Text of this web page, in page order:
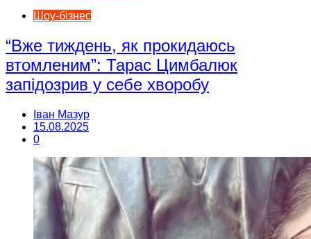
Шоу-бізнес
“Вже тиждень, як прокидаюсь
втомленим”: Тарас Цимбалюк
запідозрив у себе хворобу
Іван Мазур
15.08.2025
0